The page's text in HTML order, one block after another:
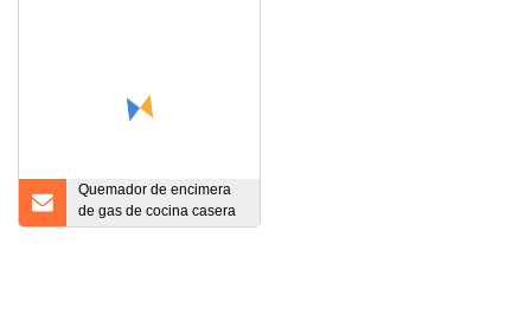
Quemador de encimera
de gas de cocina casera
de buena calidad